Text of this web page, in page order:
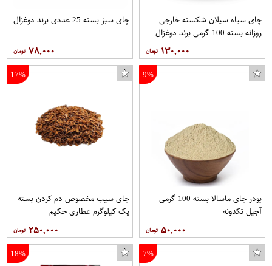
چای سیاه سیلان شکسته خارجی
روزانه بسته 100 گرمی برند دوغزال
۱۳۰,۰۰۰
چای سبز بسته 25 عددی برند دوغزال
۷۸,۰۰۰
9%
پودر چای ماسالا بسته 100 گرمی
آجیل تکدونه
۵۰,۰۰۰
17%
چای سیب مخصوص دم کردن بسته
یک کیلوگرم عطاری حکیم
۲۵۰,۰۰۰
7%
18%